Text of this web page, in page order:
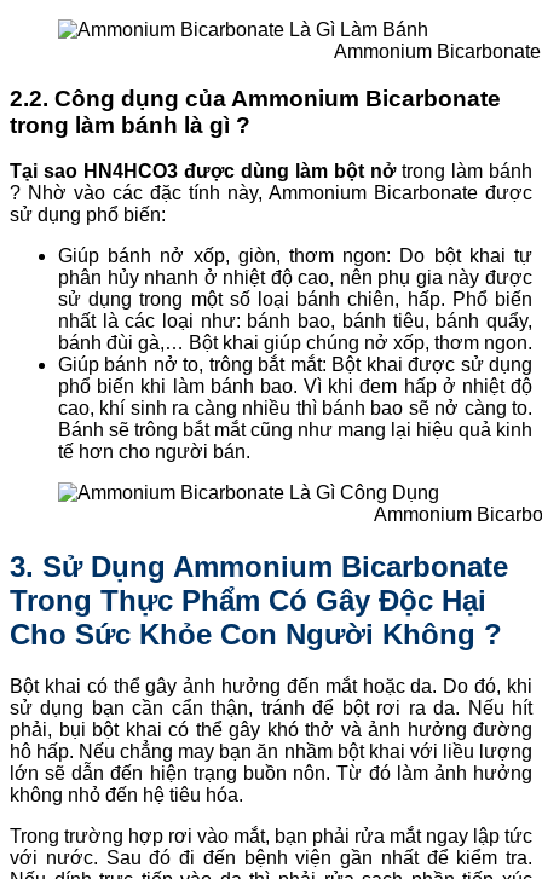
Ammonium
2.2. Công dụng của Ammonium Bicarbonate
trong làm bánh là gì ?
Tại sao HN4HCO3 được dùng làm bột nởtrong làm bánh
? Nhờ vào các đặc tính này, Ammonium Bicarbonate được
sử dụng phổ biến:
Giúp bánh nở xốp, giòn, thơm ngon: Do bột khai tự
phân hủy nhanh ở nhiệt độ cao, nên phụ gia này được
sử dụng trong một số loại bánh chiên, hấp. Phổ biến
nhất là các loại như: bánh bao, bánh tiêu, bánh quẩy,
bánh đùi gà,… Bột khai giúp chúng nở xốp, thơm ngon.
Giúp bánh nở to, trông bắt mắt: Bột khai được sử dụng
phổ biến khi làm bánh bao. Vì khi đem hấp ở nhiệt độ
cao, khí sinh ra càng nhiều thì bánh bao sẽ nở càng to.
Bánh sẽ trông bắt mắt cũng như mang lại hiệu quả kinh
tế hơn cho người bán.
Ammonium
3. Sử Dụng Ammonium Bicarbonate
Trong Thực Phẩm Có Gây Độc Hại
Cho Sức Khỏe Con Người Không ?
Bột khai có thể gây ảnh hưởng đến mắt hoặc da. Do đó, khi
sử dụng bạn cần cẩn thận, tránh để bột rơi ra da. Nếu hít
phải, bụi bột khai có thể gây khó thở và ảnh hưởng đường
hô hấp. Nếu chẳng may bạn ăn nhầm bột khai với liều lượng
lớn sẽ dẫn đến hiện trạng buồn nôn. Từ đó làm ảnh hưởng
không nhỏ đến hệ tiêu hóa.
Trong trường hợp rơi vào mắt, bạn phải rửa mắt ngay lập tức
với nước. Sau đó đi đến bệnh viện gần nhất để kiểm tra.